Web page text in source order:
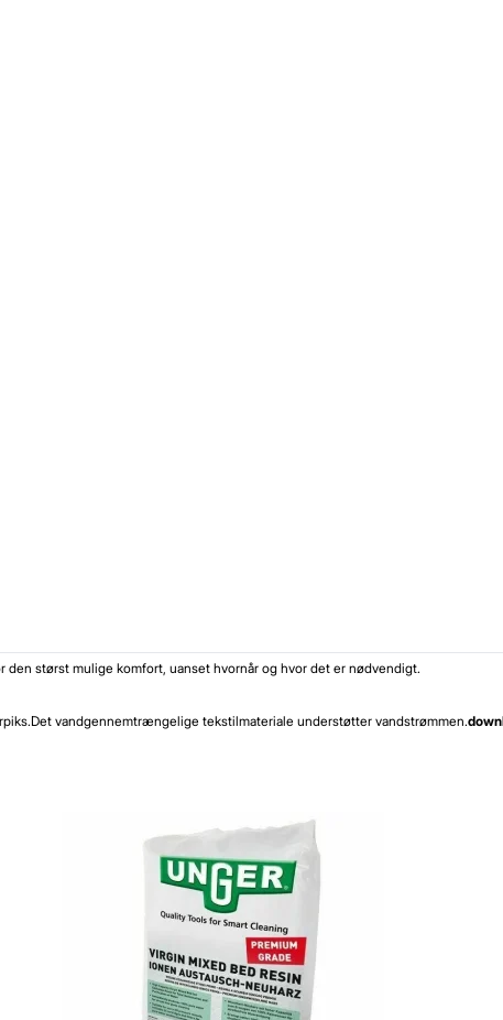
størst mulige komfort, uanset hvornår og hvor det er nødvendigt.
vandgennemtrængelige tekstilmateriale understøtter vandstrømmen.